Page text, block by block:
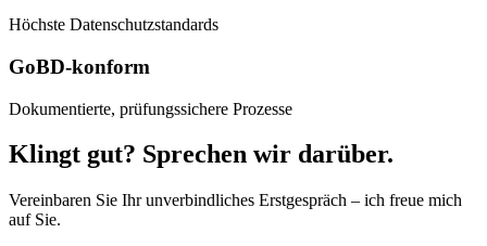
Höchste Datenschutzstandards
GoBD-konform
Dokumentierte, prüfungssichere Prozesse
Klingt gut? Sprechen wir darüber.
Vereinbaren Sie Ihr unverbindliches Erstgespräch – ich freue mich
auf Sie.